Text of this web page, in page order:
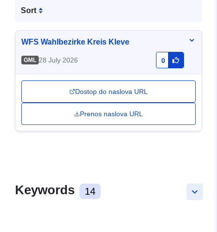
Sort
WFS Wahlbezirke Kreis Kleve
GML 28 July 2026 0
Dostop do naslova URL
Prenos naslova URL
keyboard_arrow_down
Keywords 14